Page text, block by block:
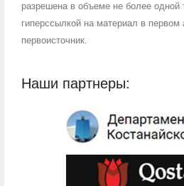
разрешена в объеме не более одной
гиперссылкой на материал в первом
первоисточник.
Наши партнеры: